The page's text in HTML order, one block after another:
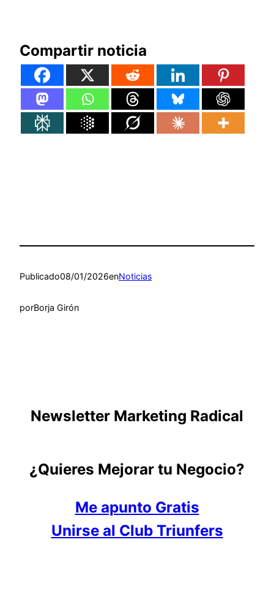
Compartir noticia
Publicado08/01/2026enNoticias
porBorja Girón
Newsletter Marketing Radical
¿Quieres Mejorar tu Negocio?
Me apunto Gratis
Unirse al Club Triunfers